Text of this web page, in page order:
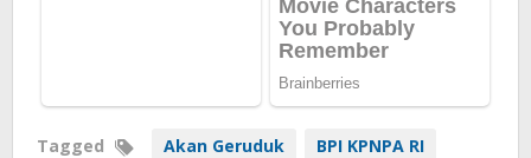
Tagged Akan Geruduk
BPI KPNPA RI